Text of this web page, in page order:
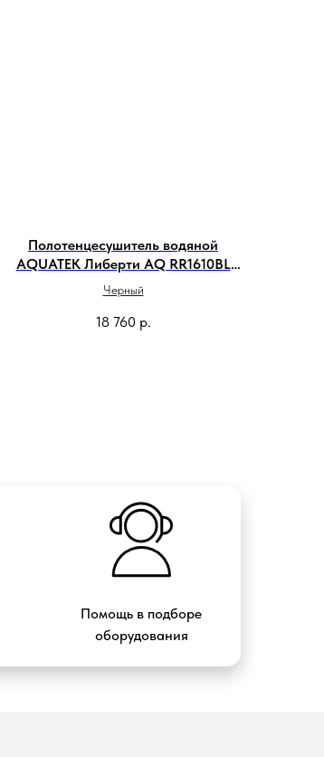
Полотенцесушитель водяной
AQUATEK Либерти AQ RR1610BL
50х110
Черный
18 760 р.
Помощь в подборе
оборудования